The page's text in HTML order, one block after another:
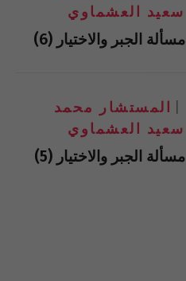
سعيد العشماوي
مسألة الجبر والاختيار (6)
المستشار محمد
سعيد العشماوي
مسألة الجبر والاختيار (5)